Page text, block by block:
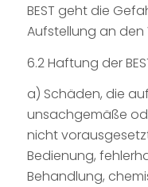
BEST geht die
Aufstellung an
6.2 Haftung der
a) Schäden, die
unsachgemäße
nicht
Bedienung,
Behandlung,